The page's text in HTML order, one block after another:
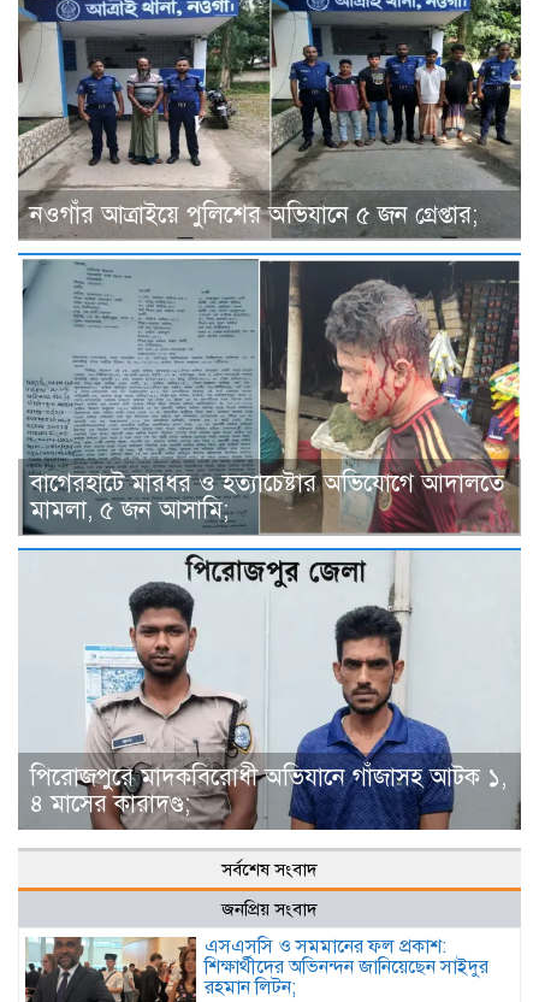
নওগাঁর আত্রাইয়ে পুলিশের অভিযানে ৫ জন গ্রেপ্তার;
বাগেরহাটে মারধর ও হত্যাচেষ্টার অভিযোগে আদালতে
মামলা, ৫ জন আসামি;
পিরোজপুরে মাদকবিরোধী অভিযানে গাঁজাসহ আটক ১,
৪ মাসের কারাদণ্ড;
সর্বশেষ সংবাদ
জনপ্রিয় সংবাদ
এসএসসি ও সমমানের ফল প্রকাশ:
শিক্ষার্থীদের অভিনন্দন জানিয়েছেন সাইদুর
রহমান লিটন;